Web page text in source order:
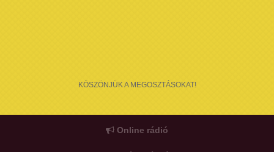
KÖSZÖNJÜK A MEGOSZTÁSOKAT!
Online rádió